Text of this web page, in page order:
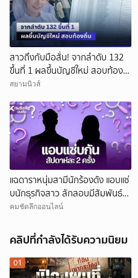
สาวถึงกับมือสั่น! จากลำดับ 132
ขึ้นที่ 1 ผลขึ้นบัญชีใหม่ สอบท้อง
ถิ่น
สยามนิวส์
แฉดาราหนุ่มสามีนักร้องดัง แอบแซ่
บนักธุรกิจสาว ลักลอบมีสัมพันธ์
สัปดาห์ละ 2 ครั้ง
คมชัดลึกออนไลน์
คลิปที่กำลังได้รับความนิยม
01